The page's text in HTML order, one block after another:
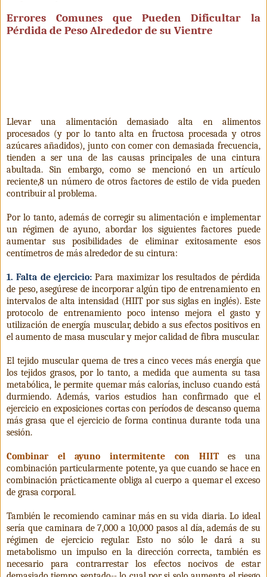
Errores Comunes que Pueden Dificultar la
Pérdida de Peso Alrededor de su Vientre
Llevar una alimentación demasiado alta en alimentos
procesados ​​(y por lo tanto alta en fructosa procesada y otros
azúcares añadidos), junto con comer con demasiada frecuencia,
tienden a ser una de las causas principales de una cintura
abultada. Sin embargo, como se mencionó en un artículo
reciente,8 un número de otros factores de estilo de vida pueden
contribuir al problema.
Por lo tanto, además de corregir su alimentación e implementar
un régimen de ayuno, abordar los siguientes factores puede
aumentar sus posibilidades de eliminar exitosamente esos
centímetros de más alrededor de su cintura:
1. Falta de ejercicio: Para maximizar los resultados de pérdida
de peso, asegúrese de incorporar algún tipo de entrenamiento en
intervalos de alta intensidad (HIIT por sus siglas en inglés). Este
protocolo de entrenamiento poco intenso mejora el gasto y
utilización de energía muscular, debido a sus efectos positivos en
el aumento de masa muscular y mejor calidad de fibra muscular.
El tejido muscular quema de tres a cinco veces más energía que
los tejidos grasos, por lo tanto, a medida que aumenta su tasa
metabólica, le permite quemar más calorías, incluso cuando está
durmiendo. Además, varios estudios han confirmado que el
ejercicio en exposiciones cortas con períodos de descanso quema
más grasa que el ejercicio de forma continua durante toda una
sesión.
Combinar el ayuno intermitente con HIITes una
combinación particularmente potente, ya que cuando se hace en
combinación prácticamente obliga al cuerpo a quemar el exceso
de grasa corporal.
También le recomiendo caminar más en su vida diaria. Lo ideal
sería que caminara de 7,000 a 10,000 pasos al día, además de su
régimen de ejercicio regular. Esto no sólo le dará a su
metabolismo un impulso en la dirección correcta, también es
necesario para contrarrestar los efectos nocivos de estar